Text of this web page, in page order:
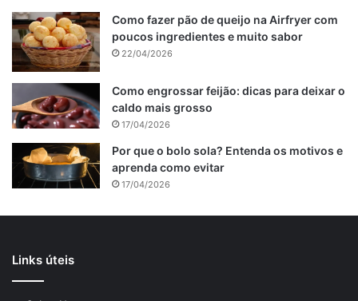
Como fazer pão de queijo na Airfryer com
poucos ingredientes e muito sabor
22/04/2026
Como engrossar feijão: dicas para deixar o
caldo mais grosso
17/04/2026
Por que o bolo sola? Entenda os motivos e
aprenda como evitar
17/04/2026
Links úteis